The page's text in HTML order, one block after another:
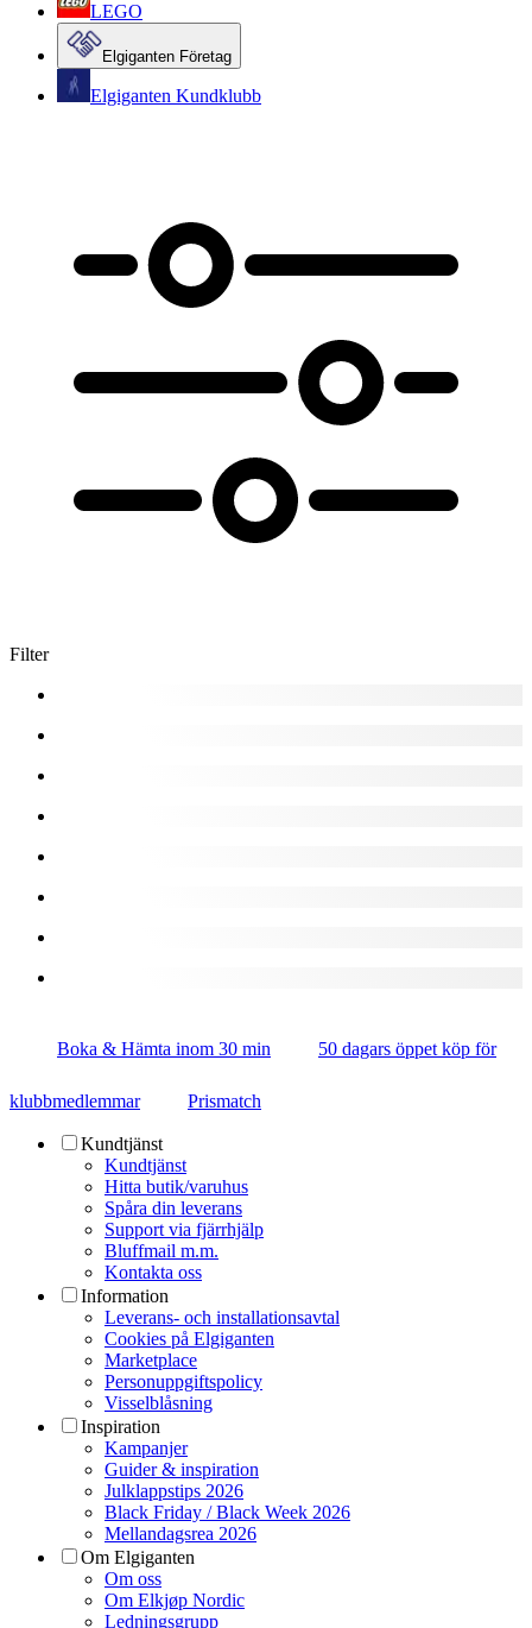
LEGO
Elgiganten Företag
Elgiganten Kundklubb
Filter
Boka & Hämta inom 30 min 50 dagars öppet köp för
klubbmedlemmar Prismatch
Kundtjänst
Kundtjänst
Hitta butik/varuhus
Spåra din leverans
Support via fjärrhjälp
Bluffmail m.m.
Kontakta oss
Information
Leverans- och installationsavtal
Cookies på Elgiganten
Marketplace
Personuppgiftspolicy
Visselblåsning
Inspiration
Kampanjer
Guider & inspiration
Julklappstips 2026
Black Friday / Black Week 2026
Mellandagsrea 2026
Om Elgiganten
Om oss
Om Elkjøp Nordic
Ledningsgrupp